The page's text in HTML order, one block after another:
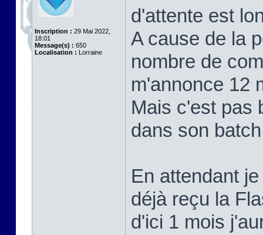
Inscription : 29 Mai 2022,
18:01
Message(s) : 650
Localisation : Lorraine
d'attente est
A cause de la
nombre de
m'annonce 12
Mais c'est pas
dans son
En attendant
déjà reçu la
d'ici 1 mois